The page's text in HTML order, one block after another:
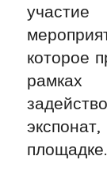
которое
рамках
площадке.